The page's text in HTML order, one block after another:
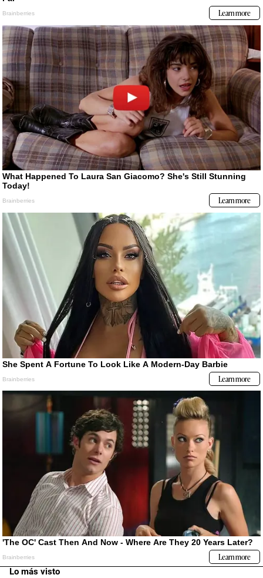
Lo más visto